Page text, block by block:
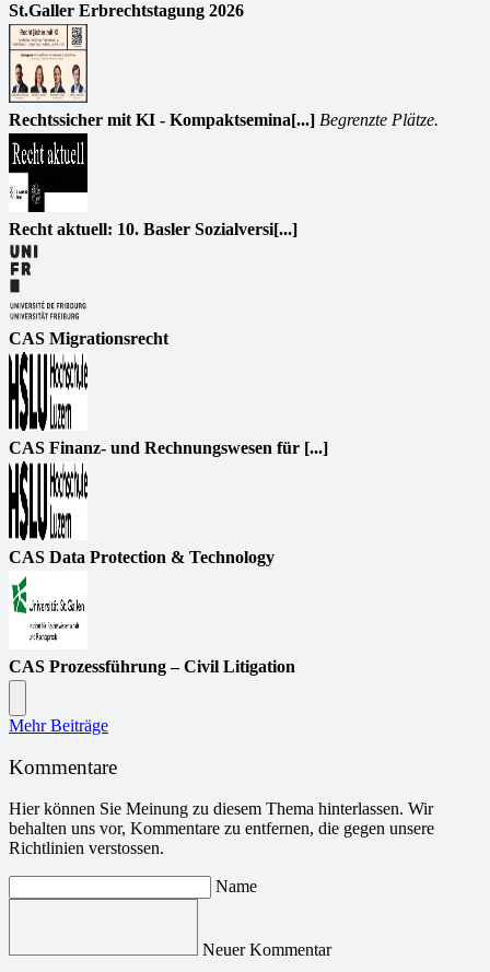
St.Galler Erbrechtstagung 2026
Rechtssicher mit KI - Kompaktsemina[...] Begrenzte Plätze.
Recht aktuell: 10. Basler Sozialversi[...]
CAS Migrationsrecht
CAS Finanz- und Rechnungswesen für [...]
CAS Data Protection & Technology
CAS Prozessführung – Civil Litigation
Mehr Beiträge
Kommentare
Hier können Sie Meinung zu diesem Thema hinterlassen. Wir
behalten uns vor, Kommentare zu entfernen, die gegen unsere
Richtlinien verstossen.
Name
Neuer Kommentar